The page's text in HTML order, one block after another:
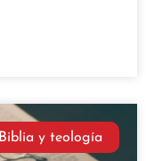
Biblia y teología